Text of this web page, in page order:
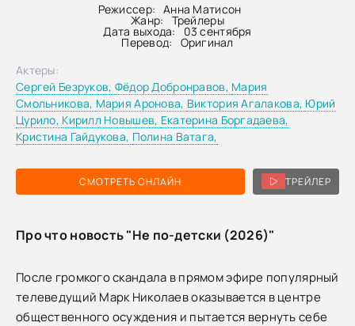
Режиссер: Анна Матисон
Жанр: Трейлеры
Дата выхода: 03 сентября
Перевод: Оригинал
СМОТРЕТЬ ОНЛАЙН ТРЕЙЛЕР
Актеры:
Сергей Безруков, Фёдор Добронравов, Мария
Смольникова, Мария Аронова, Виктория Агалакова, Юрий
Цурило, Кирилл Новышев, Екатерина Боргадаева,
Кристина Гайдукова, Полина Ватага,
Про что новость "Не по-детски (2026)"
После громкого скандала в прямом эфире популярный
телеведущий Марк Николаев оказывается в центре
общественного осуждения и пытается вернуть себе